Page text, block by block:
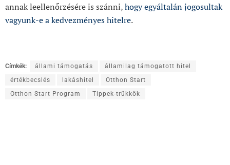
annak leellenőrzésére is szánni,hogy egyáltalán jogosultak
vagyunk-e a kedvezményes hitelre.
Címkék: állami támogatás
államilag támogatott hitel
értékbecslés
lakáshitel
Otthon Start
Otthon Start Program
Tippek-trükkök